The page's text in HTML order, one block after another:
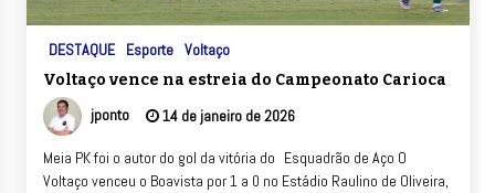
DESTAQUE Esporte Voltaço
Voltaço vence na estreia do Campeonato Carioca
jponto 14 de janeiro de 2026
Meia PK foi o autor do gol da vitória do Esquadrão de Aço O
Voltaço venceu o Boavista por 1 a 0 no Estádio Raulino de Oliveira,